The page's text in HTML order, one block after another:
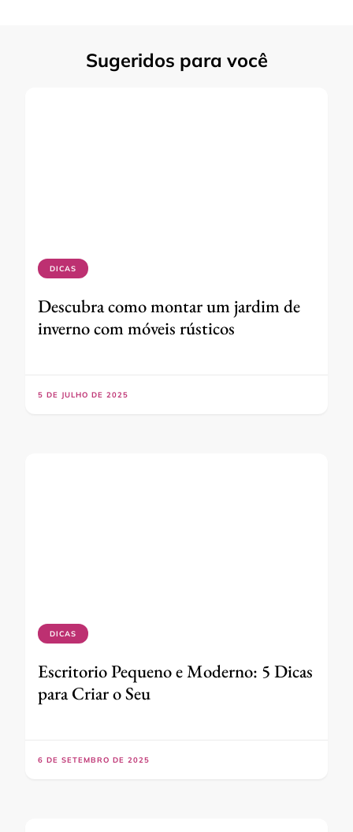
Sugeridos para você
DICAS
Descubra como montar um jardim de
inverno com móveis rústicos
5 DE JULHO DE 2025
DICAS
Escritorio Pequeno e Moderno: 5 Dicas
para Criar o Seu
6 DE SETEMBRO DE 2025